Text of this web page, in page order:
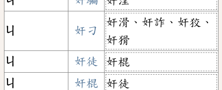
ㄐ 奸刁
奸滑、奸詐、奸狡、
奸猾
ㄐ
奸徒
奸棍
ㄐ
奸棍
奸徒